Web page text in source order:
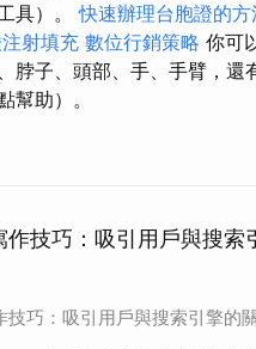
具）。快速辦理台胞證的方
射填充 數位行銷策略 你可
脖子、頭部、手、手臂，還
幫助）。
作技巧：吸引用戶與搜索
技巧：吸引用戶與搜索引擎的